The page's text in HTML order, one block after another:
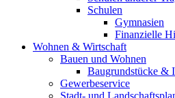
Schulen
Gymnasien
Finanzielle
Wohnen & Wirtschaft
Bauen und Wohnen
Baugrundstücke &
Gewerbeservice
Stadt- und